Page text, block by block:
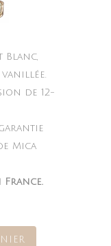
Blanc,
de 12-
Mica
France.